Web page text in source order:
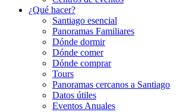
¿Qué hacer?
Santiago esencial
Panoramas Familiares
Dónde dormir
Dónde comer
Dónde comprar
Tours
Panoramas cercanos a Santiago
Datos útiles
Eventos Anuales